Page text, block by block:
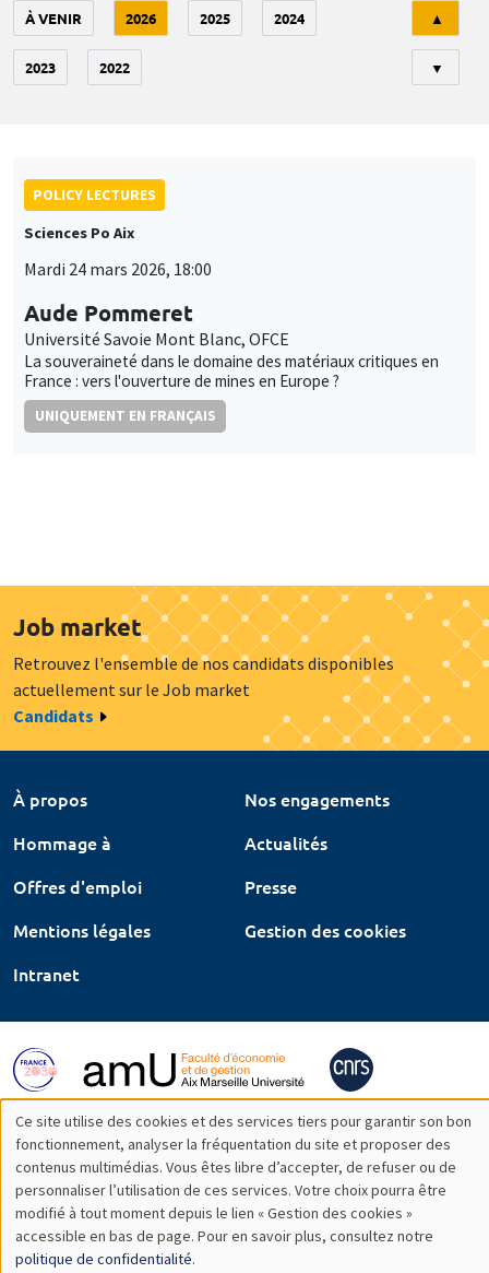
À VENIR 2026 2025 2024
2023 2022
▲
▼
POLICY LECTURES
Sciences Po Aix
Mardi 24 mars 2026, 18:00
Aude Pommeret
Université Savoie Mont Blanc, OFCE
La souveraineté dans le domaine des matériaux critiques en
France : vers l'ouverture de mines en Europe ?
UNIQUEMENT EN FRANÇAIS
Job market
Retrouvez l'ensemble de nos candidats disponibles
actuellement sur le Job market
Candidats
À propos
Nos engagements
Hommage à
Actualités
Offres d'emploi
Presse
Mentions légales
Gestion des cookies
Intranet
Utilisation
des
données
personnelles
Ce site utilise des cookies et des services tiers pour garantir son bon
fonctionnement, analyser la fréquentation du site et proposer des
contenus multimédias. Vous êtes libre d’accepter, de refuser ou de
personnaliser l’utilisation de ces services. Votre choix pourra être
modifié à tout moment depuis le lien « Gestion des cookies »
accessible en bas de page. Pour en savoir plus, consultez notre
politique de confidentialité.